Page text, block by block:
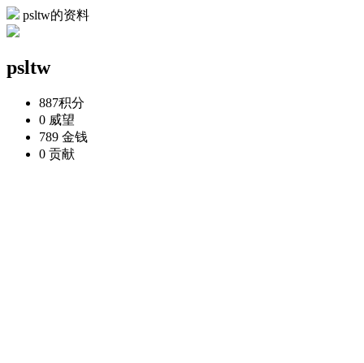
psltw的资料
psltw
887积分
0 威望
789 金钱
0 贡献